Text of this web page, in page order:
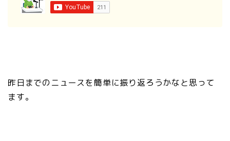
昨日までのニュースを簡単に振り返ろうかなと思って
ます。